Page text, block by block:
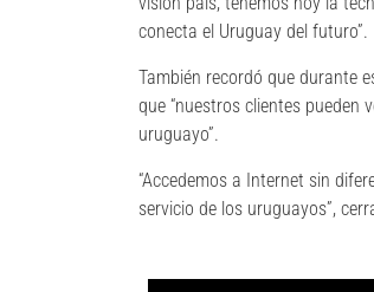
conecta el Uruguay del futuro”.
También recordó que durante
que “nuestros clientes pueden
uruguayo”.
“Accedemos a Internet sin
servicio de los uruguayos”,